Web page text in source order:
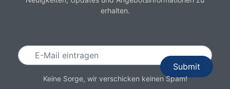
erhalten.
Keine Sorge, wir verschicken keinen Spam!